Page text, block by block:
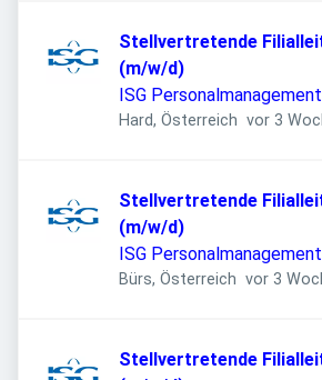
Stellvertretende
(m/w/d)
ISG
Hard, Österreich vor 3
Stellvertretende
(m/w/d)
ISG
Bürs, Österreich vor 3
Stellvertretende